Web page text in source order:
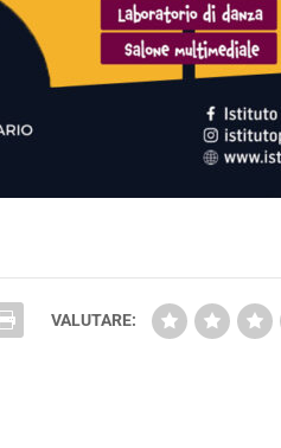
VALUTARE: